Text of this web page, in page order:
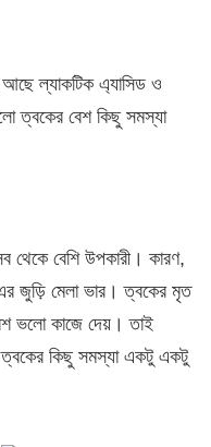
আছে ল্যাকটিক এ্যাসিড ও
ত্বকের বেশ কিছু সমস্যা
থেকে বেশি উপকারী। কারণ,
জুড়ি মেলা ভার। ত্বকের মৃত
ভলো কাজে দেয়। তাই
কিছু সমস্যা একটু একটু